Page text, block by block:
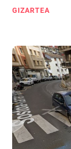
GIZARTEA